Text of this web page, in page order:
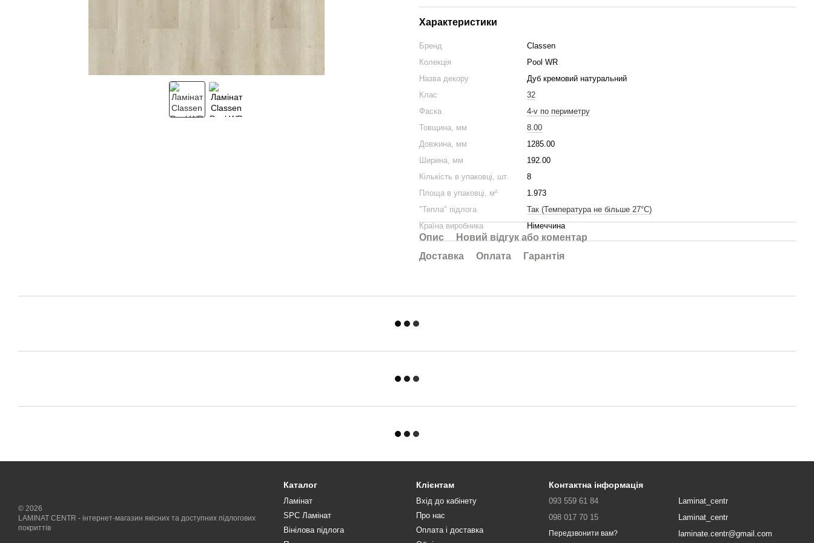
Характеристики
Бренд
Classen
Колекція
Pool WR
Назва декору
Дуб кремовий натуральний
Клас
32
Фаска
4-v по периметру
Товщина, мм
8.00
Довжина, мм
1285.00
Ширина, мм
192.00
Кількість в упаковці, шт.
8
Площа в упаковці, м²
1.973
"Тепла" підлога
Так (Температура не більше 27°C)
Країна виробника
Німеччина
Опис
Новий відгук або коментар
Доставка
Оплата Гарантія
© 2026
LAMINAT CENTR - інтернет-магазин якісних та доступних підлогових
покриттів
Каталог
Ламінат
SPC Ламінат
Вінілова підлога
Клієнтам
Вхід до кабінету
Про нас
Оплата і доставка
Контактна інформація
093 559 61 84
098 017 70 15
Передзвонити вам?
Laminat_centr
Laminat_centr
laminate.centr@gmail.com